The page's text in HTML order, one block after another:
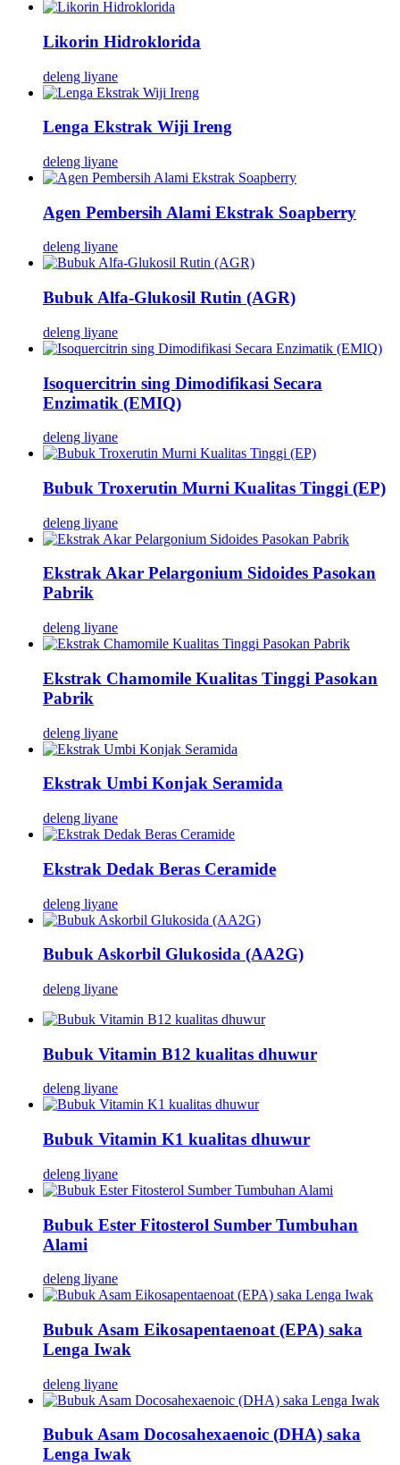
Likorin Hidroklorida
deleng liyane
Lenga Ekstrak Wiji Ireng
deleng liyane
Agen Pembersih Alami Ekstrak Soapberry
deleng liyane
Bubuk Alfa-Glukosil Rutin (AGR)
deleng liyane
Isoquercitrin sing Dimodifikasi Secara
Enzimatik (EMIQ)
deleng liyane
Bubuk Troxerutin Murni Kualitas Tinggi (EP)
deleng liyane
Ekstrak Akar Pelargonium Sidoides Pasokan
Pabrik
deleng liyane
Ekstrak Chamomile Kualitas Tinggi Pasokan
Pabrik
deleng liyane
Ekstrak Umbi Konjak Seramida
deleng liyane
Ekstrak Dedak Beras Ceramide
deleng liyane
Bubuk Askorbil Glukosida (AA2G)
deleng liyane
Bubuk Vitamin B12 kualitas dhuwur
deleng liyane
Bubuk Vitamin K1 kualitas dhuwur
deleng liyane
Bubuk Ester Fitosterol Sumber Tumbuhan
Alami
deleng liyane
Bubuk Asam Eikosapentaenoat (EPA) saka
Lenga Iwak
deleng liyane
Bubuk Asam Docosahexaenoic (DHA) saka
Lenga Iwak